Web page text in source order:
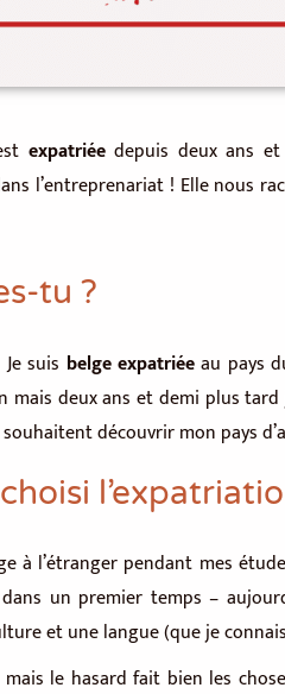
expatriéedepuis deux ans et
l’entreprenariat ! Elle nous
tu ?
suis belge expatriéeau pays
mais deux ans et demi plus
découvrir mon pays
à l’étranger pendant mes
un premier temps –
et une langue (que je
mais le hasard fait bien les